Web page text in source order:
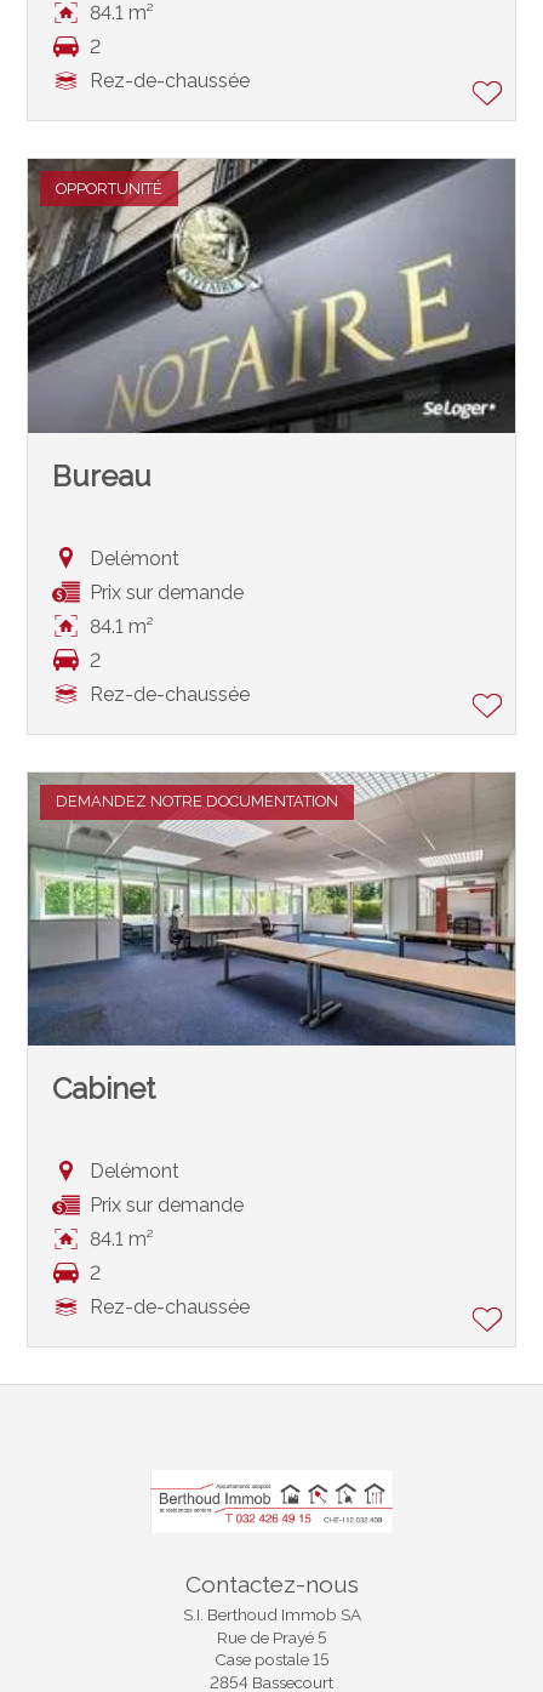
84.1 m²
2
Rez-de-chaussée
OPPORTUNITÉ
Bureau
Delémont
Prix sur demande
84.1 m²
2
Rez-de-chaussée
DEMANDEZ NOTRE DOCUMENTATION
Cabinet
Delémont
Prix sur demande
84.1 m²
2
Rez-de-chaussée
Contactez-nous
S.I. Berthoud Immob SA
Rue de Prayé 5
Case postale 15
2854 Bassecourt